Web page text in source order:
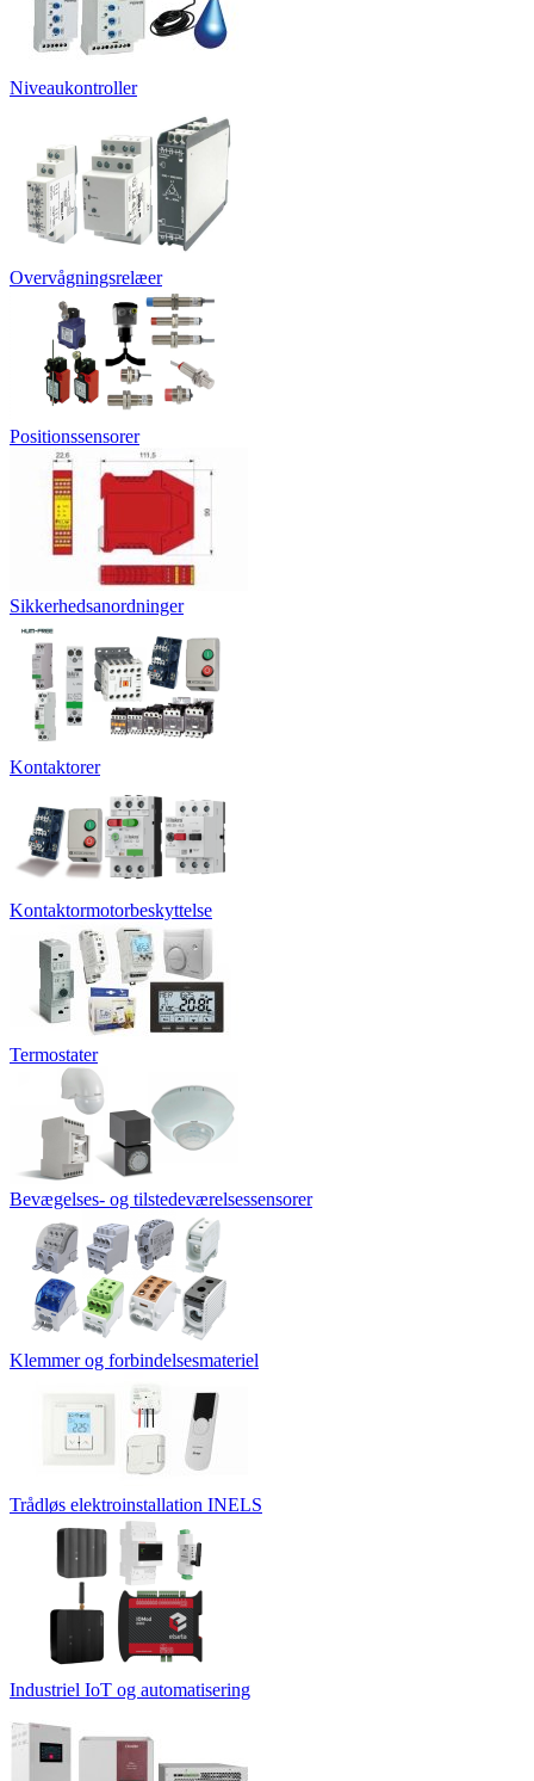
Niveaukontroller
Overvågningsrelæer
Positionssensorer
Sikkerhedsanordninger
Kontaktorer
Kontaktormotorbeskyttelse
Termostater
Bevægelses- og tilstedeværelsessensorer
Klemmer og forbindelsesmateriel
Trådløs elektroinstallation INELS
Industriel IoT og automatisering